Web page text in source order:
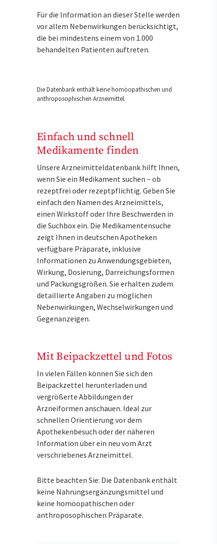
Für die Information an dieser Stelle werden
vor allem Nebenwirkungen berücksichtigt,
die bei mindestens einem von 1.000
behandelten Patienten auftreten.
Die Datenbank enthält keine homöopathischen und
anthroposophischen Arzneimittel.
Einfach und schnell
Medikamente finden
Unsere Arzneimitteldatenbank hilft Ihnen,
wenn Sie ein Medikament suchen – ob
rezeptfrei oder rezeptpflichtig. Geben Sie
einfach den Namen des Arzneimittels,
einen Wirkstoff oder Ihre Beschwerden in
die Suchbox ein. Die Medikamentensuche
zeigt Ihnen in deutschen Apotheken
verfügbare Präparate, inklusive
Informationen zu Anwendungsgebieten,
Wirkung, Dosierung, Darreichungsformen
und Packungsgrößen. Sie erhalten zudem
detaillierte Angaben zu möglichen
Nebenwirkungen, Wechselwirkungen und
Gegenanzeigen.
Mit Beipackzettel und Fotos
In vielen Fällen können Sie sich den
Beipackzettel herunterladen und
vergrößerte Abbildungen der
Arzneiformen anschauen. Ideal zur
schnellen Orientierung vor dem
Apothekenbesuch oder der näheren
Information über ein neu vom Arzt
verschriebenes Arzneimittel.
Bitte beachten Sie: Die Datenbank enthält
keine Nahrungsergänzungsmittel und
keine homöopathischen oder
anthroposophischen Präparate.